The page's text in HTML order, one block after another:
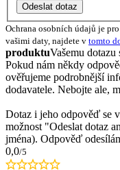
Odeslat dotaz
Ochrana osobních údajů je
vašimi daty, najdete v tomto
produktuVašemu dotazu
Pokud nám někdy
ověřujeme podrobnější
dodavatele. Nebojte ale,
Dotaz i jeho odpověď se
možnost "Odeslat dotaz
jména). Odpověď
0,0/5